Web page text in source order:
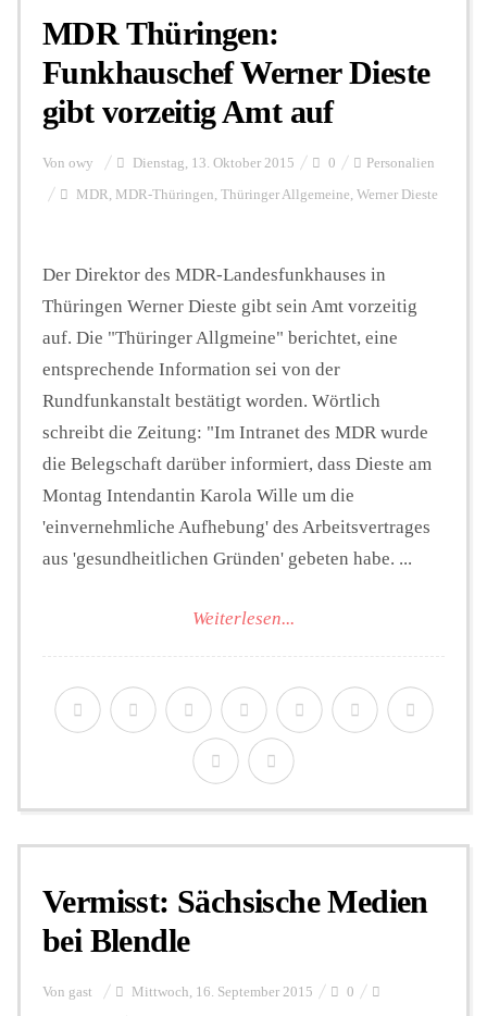
MDR Thüringen:
Funkhauschef Werner Dieste
gibt vorzeitig Amt auf
Von owy Dienstag, 13. Oktober 2015 0 Personalien
MDR, MDR-Thüringen, Thüringer Allgemeine, Werner Dieste
Der Direktor des MDR-Landesfunkhauses in
Thüringen Werner Dieste gibt sein Amt vorzeitig
auf. Die "Thüringer Allgmeine" berichtet, eine
entsprechende Information sei von der
Rundfunkanstalt bestätigt worden. Wörtlich
schreibt die Zeitung: "Im Intranet des MDR wurde
die Belegschaft darüber informiert, dass Dieste am
Montag Intendantin Karola Wille um die
'einvernehmliche Aufhebung' des Arbeitsvertrages
aus 'gesundheitlichen Gründen' gebeten habe. ...
Weiterlesen...
Vermisst: Sächsische Medien
bei Blendle
Von gast Mittwoch, 16. September 2015 0